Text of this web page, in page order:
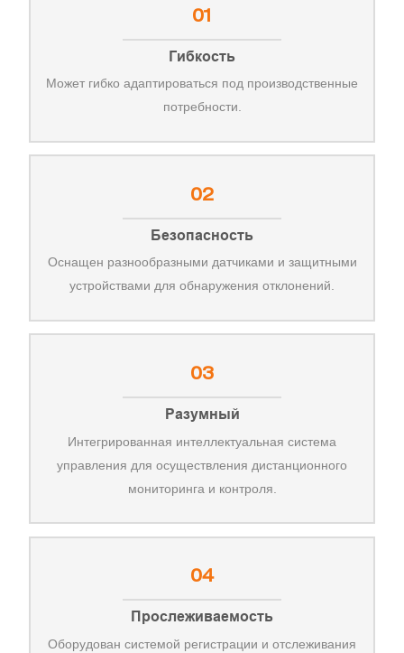
01
Гибкость
Может гибко адаптироваться под производственные
потребности.
02
Безопасность
Оснащен разнообразными датчиками и защитными
устройствами для обнаружения отклонений.
03
Разумный
Интегрированная интеллектуальная система
управления для осуществления дистанционного
мониторинга и контроля.
04
Прослеживаемость
Оборудован системой регистрации и отслеживания